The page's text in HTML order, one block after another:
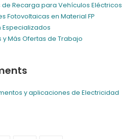
Recarga para Vehículos Eléctricos
Fotovoltaicas en Material FP
Especializados
y Más Ofertas de Trabajo
y aplicaciones de Electricidad